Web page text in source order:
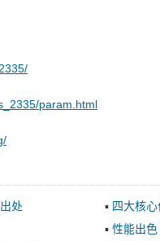
param.html
处 ▪ 四大核
▪ 性能出